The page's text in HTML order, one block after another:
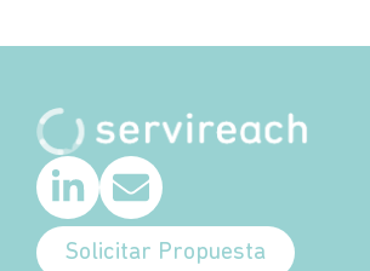
Solicitar Propuesta